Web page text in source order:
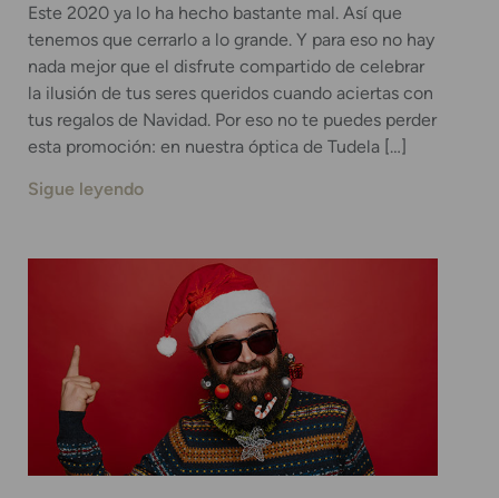
Este 2020 ya lo ha hecho bastante mal. Así que
tenemos que cerrarlo a lo grande. Y para eso no hay
nada mejor que el disfrute compartido de celebrar
la ilusión de tus seres queridos cuando aciertas con
tus regalos de Navidad. Por eso no te puedes perder
esta promoción: en nuestra óptica de Tudela […]
Sigue leyendo